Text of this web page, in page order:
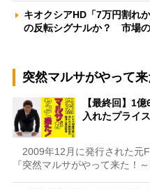
キオクシアHD「7万円割れ
の反転シグナルか？ 市場
突然マルサがやって来
【最終回】1
入れたプライ
2009年12月に発行された元
『突然マルサがやって来た！